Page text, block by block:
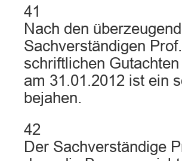
41
Nach den
Sachverständigen
schriftlichen
am 31.01.2012 ist ein
bejahen.
42
Der Sachverständige